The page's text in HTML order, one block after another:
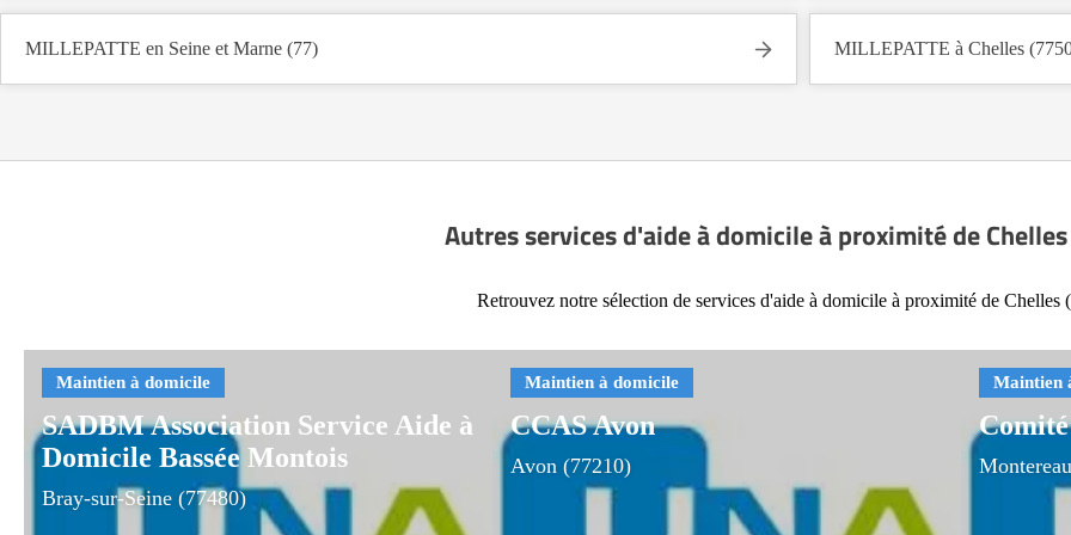
MILLEPATTE en Seine et Marne (77) MILLEPATTE à Chelles
Autres services d'aide à domicile à proximité de
Retrouvez notre sélection de services d'aide à domicile à proximité de Chelles
SADBM Association Service Aide à
Domicile Bassée Montois
Bray-sur-Seine (77480)
CCAS Avon
Avon (77210)